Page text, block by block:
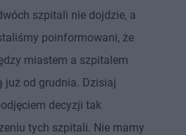
szpitali nie dojdzie, a
poinformowani, że
miastem a szpitalem
już od grudnia. Dzisiaj
decyzji tak
tych szpitali. Nie mamy